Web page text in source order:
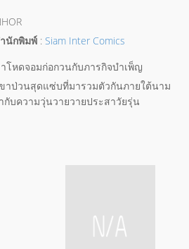
นักพิมพ์ : Siam Inter Comics
โหดจอมก่อกวนกับภารกิจบำเพ็ญ
าป่วนสุดแซ่บที่มารวมตัวกันภายใต้นาม
บความวุ่นวายวายประสาวัยรุ่น